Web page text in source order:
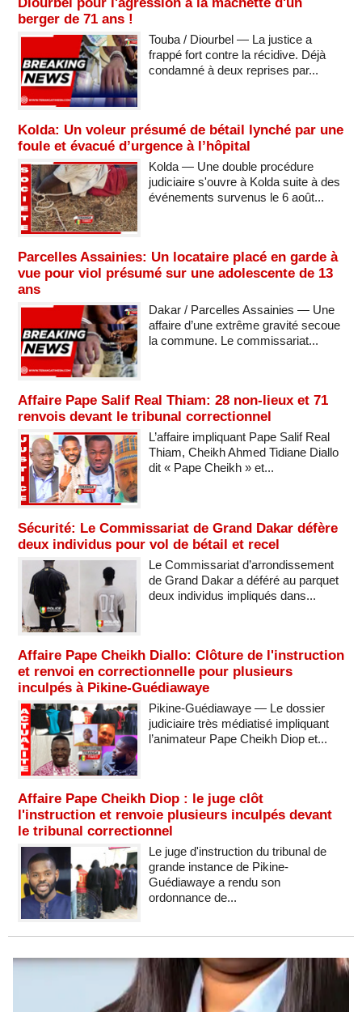
berger de 71 ans !
Touba / Diourbel — La justice a
frappé fort contre la récidive. Déjà
condamné à deux reprises par...
Kolda: Un voleur présumé de bétail lynché par une
foule et évacué d’urgence à l’hôpital
Kolda — Une double procédure
judiciaire s'ouvre à Kolda suite à des
événements survenus le 6 août...
Parcelles Assainies: Un locataire placé en garde à
vue pour viol présumé sur une adolescente de 13
ans
Dakar / Parcelles Assainies — Une
affaire d’une extrême gravité secoue
la commune. Le commissariat...
Affaire Pape Salif Real Thiam: 28 non-lieux et 71
renvois devant le tribunal correctionnel
L’affaire impliquant Pape Salif Real
Thiam, Cheikh Ahmed Tidiane Diallo
dit « Pape Cheikh » et...
Sécurité: Le Commissariat de Grand Dakar défère
deux individus pour vol de bétail et recel
Le Commissariat d’arrondissement
de Grand Dakar a déféré au parquet
deux individus impliqués dans...
Affaire Pape Cheikh Diallo: Clôture de l'instruction
et renvoi en correctionnelle pour plusieurs
inculpés à Pikine-Guédiawaye
Pikine-Guédiawaye — Le dossier
judiciaire très médiatisé impliquant
l’animateur Pape Cheikh Diop et...
Affaire Pape Cheikh Diop : le juge clôt
l'instruction et renvoie plusieurs inculpés devant
le tribunal correctionnel
Le juge d'instruction du tribunal de
grande instance de Pikine-
Guédiawaye a rendu son
ordonnance de...